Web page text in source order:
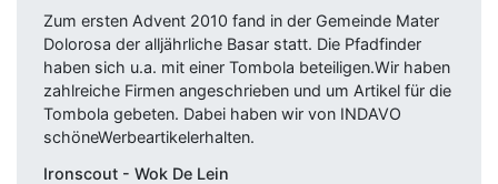
Zum ersten Advent 2010 fand in der Gemeinde Mater
Dolorosa der alljährliche Basar statt. Die Pfadfinder
haben sich u.a. mit einer Tombola beteiligen.Wir haben
zahlreiche Firmen angeschrieben und um Artikel für die
Tombola gebeten. Dabei haben wir von INDAVO
schöneWerbeartikelerhalten.
Ironscout - Wok De Lein